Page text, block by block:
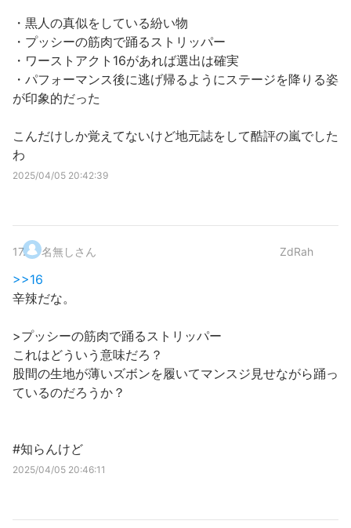
・黒人の真似をしている紛い物
・プッシーの筋肉で踊るストリッパー
・ワーストアクト16があれば選出は確実
・パフォーマンス後に逃げ帰るようにステージを降りる姿
が印象的だった
こんだけしか覚えてないけど地元誌をして酷評の嵐でした
わ
2025/04/05 20:42:39
17. 名無しさん ZdRah
>>16
辛辣だな。
>プッシーの筋肉で踊るストリッパー
これはどういう意味だろ？
股間の生地が薄いズボンを履いてマンスジ見せながら踊っ
ているのだろうか？
#知らんけど
2025/04/05 20:46:11